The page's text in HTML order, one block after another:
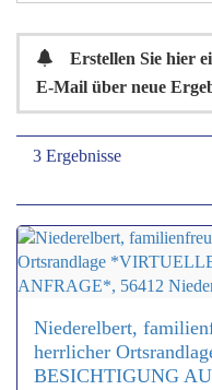
Erstellen Sie hier
E-Mail über neue
3 Ergebnisse
Niederelbert,
herrlicher
BESICHTIGUNG